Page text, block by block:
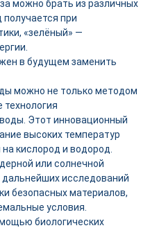
можно брать из различных
при
«зелёный» —
в будущем заменить
можно не только методом
Этот инновационный
высоких температур
кислород и водород.
или солнечной
дальнейших исследований
безопасных материалов,
условия.
биологических